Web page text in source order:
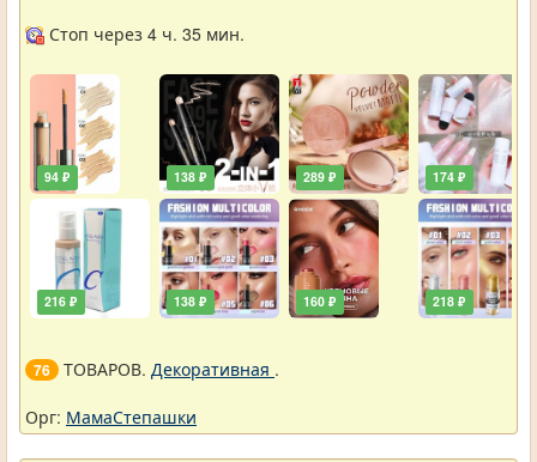
Стоп через 4 ч. 35 мин.
94 ₽
216 ₽
138 ₽
138 ₽
289 ₽
160 ₽
174 ₽
218 ₽
76 ТОВАРОВ. Декоративная .
Орг: МамаСтепашки